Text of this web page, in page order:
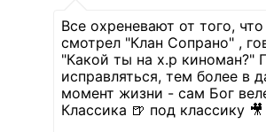
Все охреневают от того,
смотрел "Клан Сопрано" ,
"Какой ты на х.р киноман?"
исправляться, тем более в
момент жизни - сам Бог
Классика 🍺 под классику 🎥